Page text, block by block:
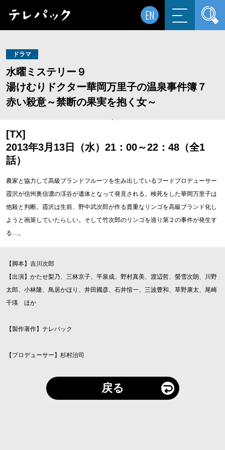
EN
ドラマ
水曜ミステリー９
湯けむりドクター華岡万里子の温泉事件簿７
赤い殺意～禁断の果実を抱く女～
[TX]
2013年3月13日（水）21：00～22：48（全1
話）
農家と協力して高級ブランドフルーツを生み出しているフードプロデューサー
霞沢が信州奥信濃の渓谷が遺体となって発見される。検死をした華岡万里子は
他殺と判断。霞沢は生前、野中武次郎が作る貴重なリンゴを高級ブランド化し
ようと画策していたらしい。そして竹次郎のリンゴを巡り第２の事件が発生す
る…。
【脚本】吉川次郎
【出演】かたせ梨乃、三林京子、平泉成、野村真美、渡辺哲、螢雪次朗、川野
太郎、小林隆、鳥居かほり、井田國彦、石井愃一、三波豊和、草野康太、尾崎
千瑛 ほか
【製作著作】テレパック
【プロデューサー】杉村治司
戻る